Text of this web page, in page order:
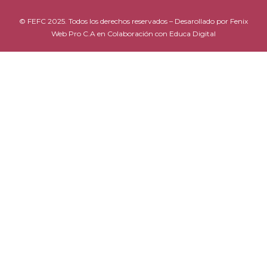
© FEFC 2025. Todos los derechos reservados – Desarollado por Fenix
Web Pro C.A en Colaboración con Educa Digital